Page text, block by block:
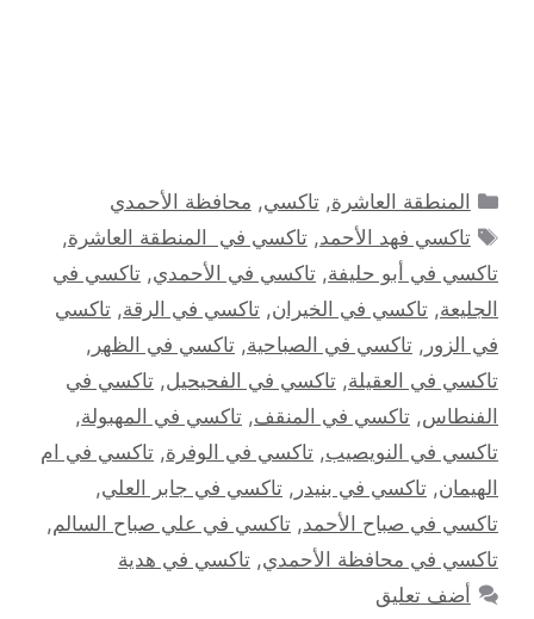
التصنيفات
المنطقة العاشرة,تاكسي, محافظة الأحمدي
الوسوم
تاكسي فهد الأحمد,تاكسي في المنطقة العاشرة,
تاكسي في أبو حليفة, تاكسي في الأحمدي, تاكسي في
الجليعة, تاكسي في الخيران, تاكسي في الرقة, تاكسي
في الزور , تاكسي في الصباحية, تاكسي في الظهر ,
تاكسي في العقيلة, تاكسي في الفحيحيل, تاكسي في
الفنطاس, تاكسي في المنقف, تاكسي في المهبولة,
تاكسي في النويصيب, تاكسي في الوفرة, تاكسي في ام
الهيمان, تاكسي في بنيدر , تاكسي في جابر العلي,
تاكسي في صباح الأحمد, تاكسي في علي صباح السالم,
تاكسي في محافظة الأحمدي, تاكسي في هدية
أضف تعليق